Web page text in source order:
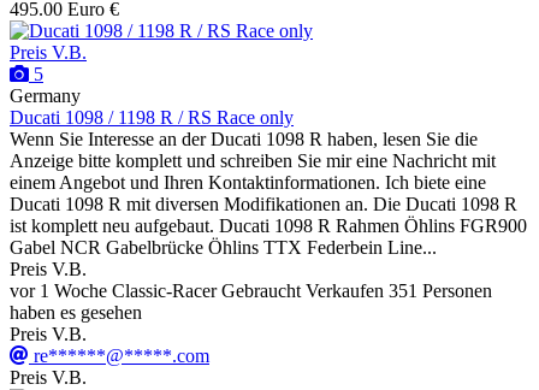
495.00 Euro €
Preis V.B.
5
Germany
Ducati 1098 / 1198 R / RS Race only
Wenn Sie Interesse an der Ducati 1098 R haben, lesen Sie die
Anzeige bitte komplett und schreiben Sie mir eine Nachricht mit
einem Angebot und Ihren Kontaktinformationen. Ich biete eine
Ducati 1098 R mit diversen Modifikationen an. Die Ducati 1098 R
ist komplett neu aufgebaut. Ducati 1098 R Rahmen Öhlins FGR900
Gabel NCR Gabelbrücke Öhlins TTX Federbein Line...
Preis V.B.
vor 1 Woche Classic-Racer Gebraucht Verkaufen 351 Personen
haben es gesehen
Preis V.B.
re******@*****.com
Preis V.B.